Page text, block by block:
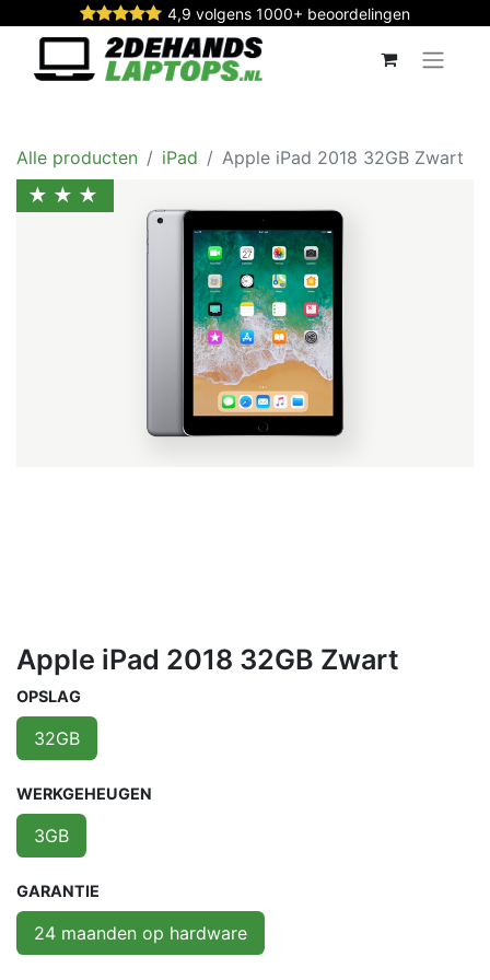
4,9 volgens 1000+ beoordelingen
Alle producten iPad Apple iPad 2018 32GB Zwart
★★★
Apple iPad 2018 32GB Zwart
OPSLAG
32GB
WERKGEHEUGEN
3GB
GARANTIE
24 maanden op hardware